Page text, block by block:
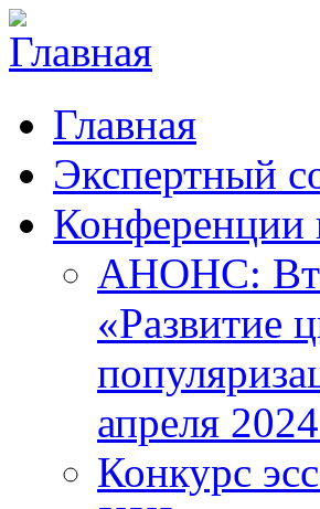
Главная
Экспертный
Конференции
АНОНС:
«Развитие
апреля
Конкурс